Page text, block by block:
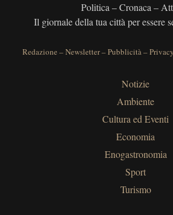
Politica – Cronaca –
Il giornale della tua città per essere
Redazione –Newsletter–Pubblicità–
Notizie
Ambiente
Cultura ed Eventi
Economia
Enogastronomia
Sport
Turismo